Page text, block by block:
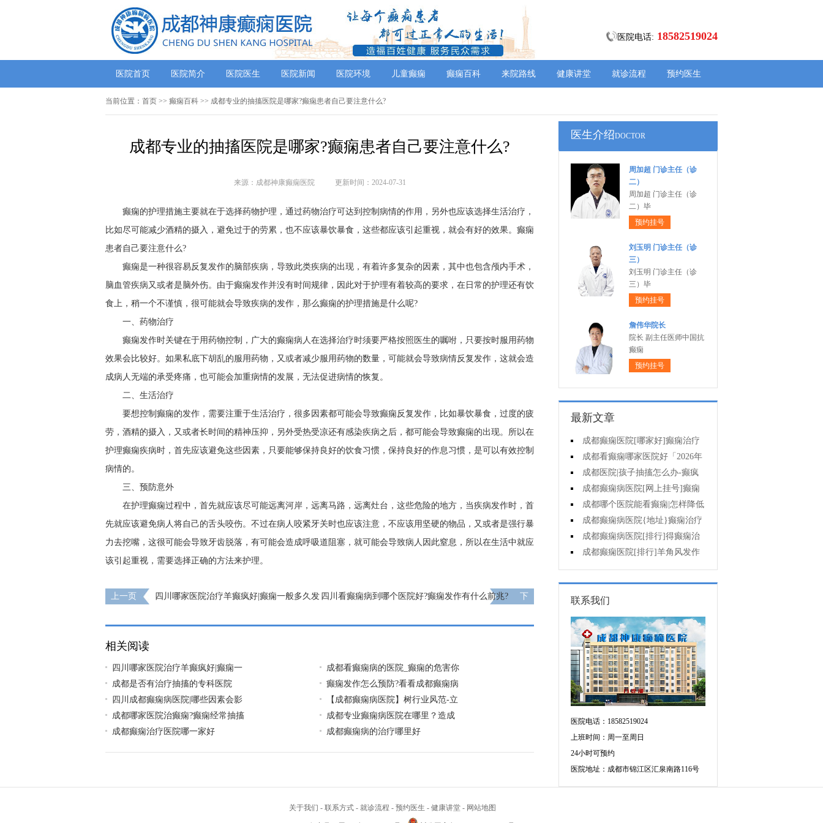
医院电话: 18582519024
医院首页 医院简介 医院医生 医院新闻 医院环境 儿童癫痫 癫痫百科 来院路线 健康讲堂 就诊流程 预约医生
当前位置： 首页 >> 癫痫百科 >> 成都专业的抽搐医院是哪家?癫痫患者自己要注意什么?
成都专业的抽搐医院是哪家?癫痫患者自己要注意什么?
来源：成都神康癫痫医院 更新时间：2024-07-31
癫痫的护理措施主要就在于选择药物护理，通过药物治疗可达到控制病情的作用，另外也应该选择生活治疗，
比如尽可能减少酒精的摄入，避免过于的劳累，也不应该暴饮暴食，这些都应该引起重视，就会有好的效果。癫痫
患者自己要注意什么?
癫痫是一种很容易反复发作的脑部疾病，导致此类疾病的出现，有着许多复杂的因素，其中也包含颅内手术，
脑血管疾病又或者是脑外伤。由于癫痫发作并没有时间规律，因此对于护理有着较高的要求，在日常的护理还有饮
食上，稍一个不谨慎，很可能就会导致疾病的发作，那么癫痫的护理措施是什么呢?
一、药物治疗
癫痫发作时关键在于用药物控制，广大的癫痫病人在选择治疗时须要严格按照医生的嘱咐，只要按时服用药物
效果会比较好。如果私底下胡乱的服用药物，又或者减少服用药物的数量，可能就会导致病情反复发作，这就会造
成病人无端的承受疼痛，也可能会加重病情的发展，无法促进病情的恢复。
二、生活治疗
要想控制癫痫的发作，需要注重于生活治疗，很多因素都可能会导致癫痫反复发作，比如暴饮暴食，过度的疲
劳，酒精的摄入，又或者长时间的精神压抑，另外受热受凉还有感染疾病之后，都可能会导致癫痫的出现。所以在
护理癫痫疾病时，首先应该避免这些因素，只要能够保持良好的饮食习惯，保持良好的作息习惯，是可以有效控制
病情的。
三、预防意外
在护理癫痫过程中，首先就应该尽可能远离河岸，远离马路，远离灶台，这些危险的地方，当疾病发作时，首
先就应该避免病人将自己的舌头咬伤。不过在病人咬紧牙关时也应该注意，不应该用坚硬的物品，又或者是强行暴
力去挖嘴，这很可能会导致牙齿脱落，有可能会造成呼吸道阻塞，就可能会导致病人因此窒息，所以在生活中就应
该引起重视，需要选择正确的方法来护理。
上一页
四川哪家医院治疗羊癫疯好|癫痫一般多久发 四川看癫痫病到哪个医院好?癫痫发作有什么前兆?
下
相关阅读
四川哪家医院治疗羊癫疯好|癫痫一
成都看癫痫病的医院_癫痫的危害你
成都是否有治疗抽搐的专科医院
癫痫发作怎么预防?看看成都癫痫病
四川成都癫痫病医院|哪些因素会影
【成都癫痫病医院】树行业风范-立
成都哪家医院治癫痫?癫痫经常抽搐
成都专业癫痫病医院在哪里？造成
成都癫痫治疗医院哪一家好
成都癫痫病的治疗哪里好
医生介绍DOCTOR
周加超 门诊主任（诊
二）
周加超 门诊主任（诊
二）毕
预约挂号
刘玉明 门诊主任（诊
三）
刘玉明 门诊主任（诊
三）毕
预约挂号
詹伟华院长
院长 副主任医师中国抗
癫痫
预约挂号
最新文章
成都癫痫医院[哪家好]癫痫治疗
起来很困难吗?
成都看癫痫哪家医院好「2026年
度公布」为什么有癫痫的病人容易
猝死?
成都医院|孩子抽搐怎么办-癫疯
病病人反复发作的原因是什么?
成都癫痫病医院[网上挂号]癫痫
的治疗要注意什么?
成都哪个医院能看癫痫|怎样降低
癫痫遗传风险?
成都癫痫病医院{地址}癫痫治疗
中为什么还是犯病?
成都癫痫病医院[排行]得癫痫治
不好是为什么?
成都癫痫医院[排行]羊角风发作
有哪些危害?
联系我们
医院电话：18582519024
上班时间：周一至周日
24小时可预约
医院地址：成都市锦江区汇泉南路116号
关于我们 - 联系方式 - 就诊流程 - 预约医生 - 健康讲堂 - 网站地图